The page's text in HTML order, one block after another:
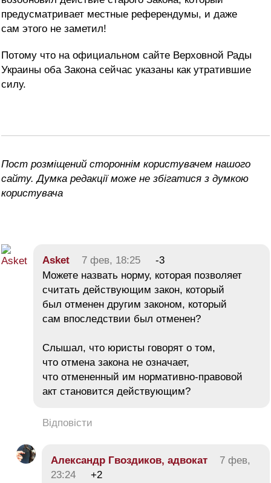
предусматривает местные референдумы, и даже
сам этого не заметил!
Потому что на официальном сайте Верховной Рады
Украины оба Закона сейчас указаны как утратившие
силу.
Пост розміщений стороннім користувачем нашого
сайту. Думка редакції може не збігатися з думкою
користувача
Asket 7 фев, 18:25
-3
Можете назвать норму, которая позволяет
считать действующим закон, который
был отменен другим законом, который
сам впоследствии был отменен?
Слышал, что юристы говорят о том,
что отмена закона не означает,
что отмененный им нормативно-правовой
акт становится действующим?
Відповісти
Александр Гвоздиков, адвокат
7 фев,
23:24
+2